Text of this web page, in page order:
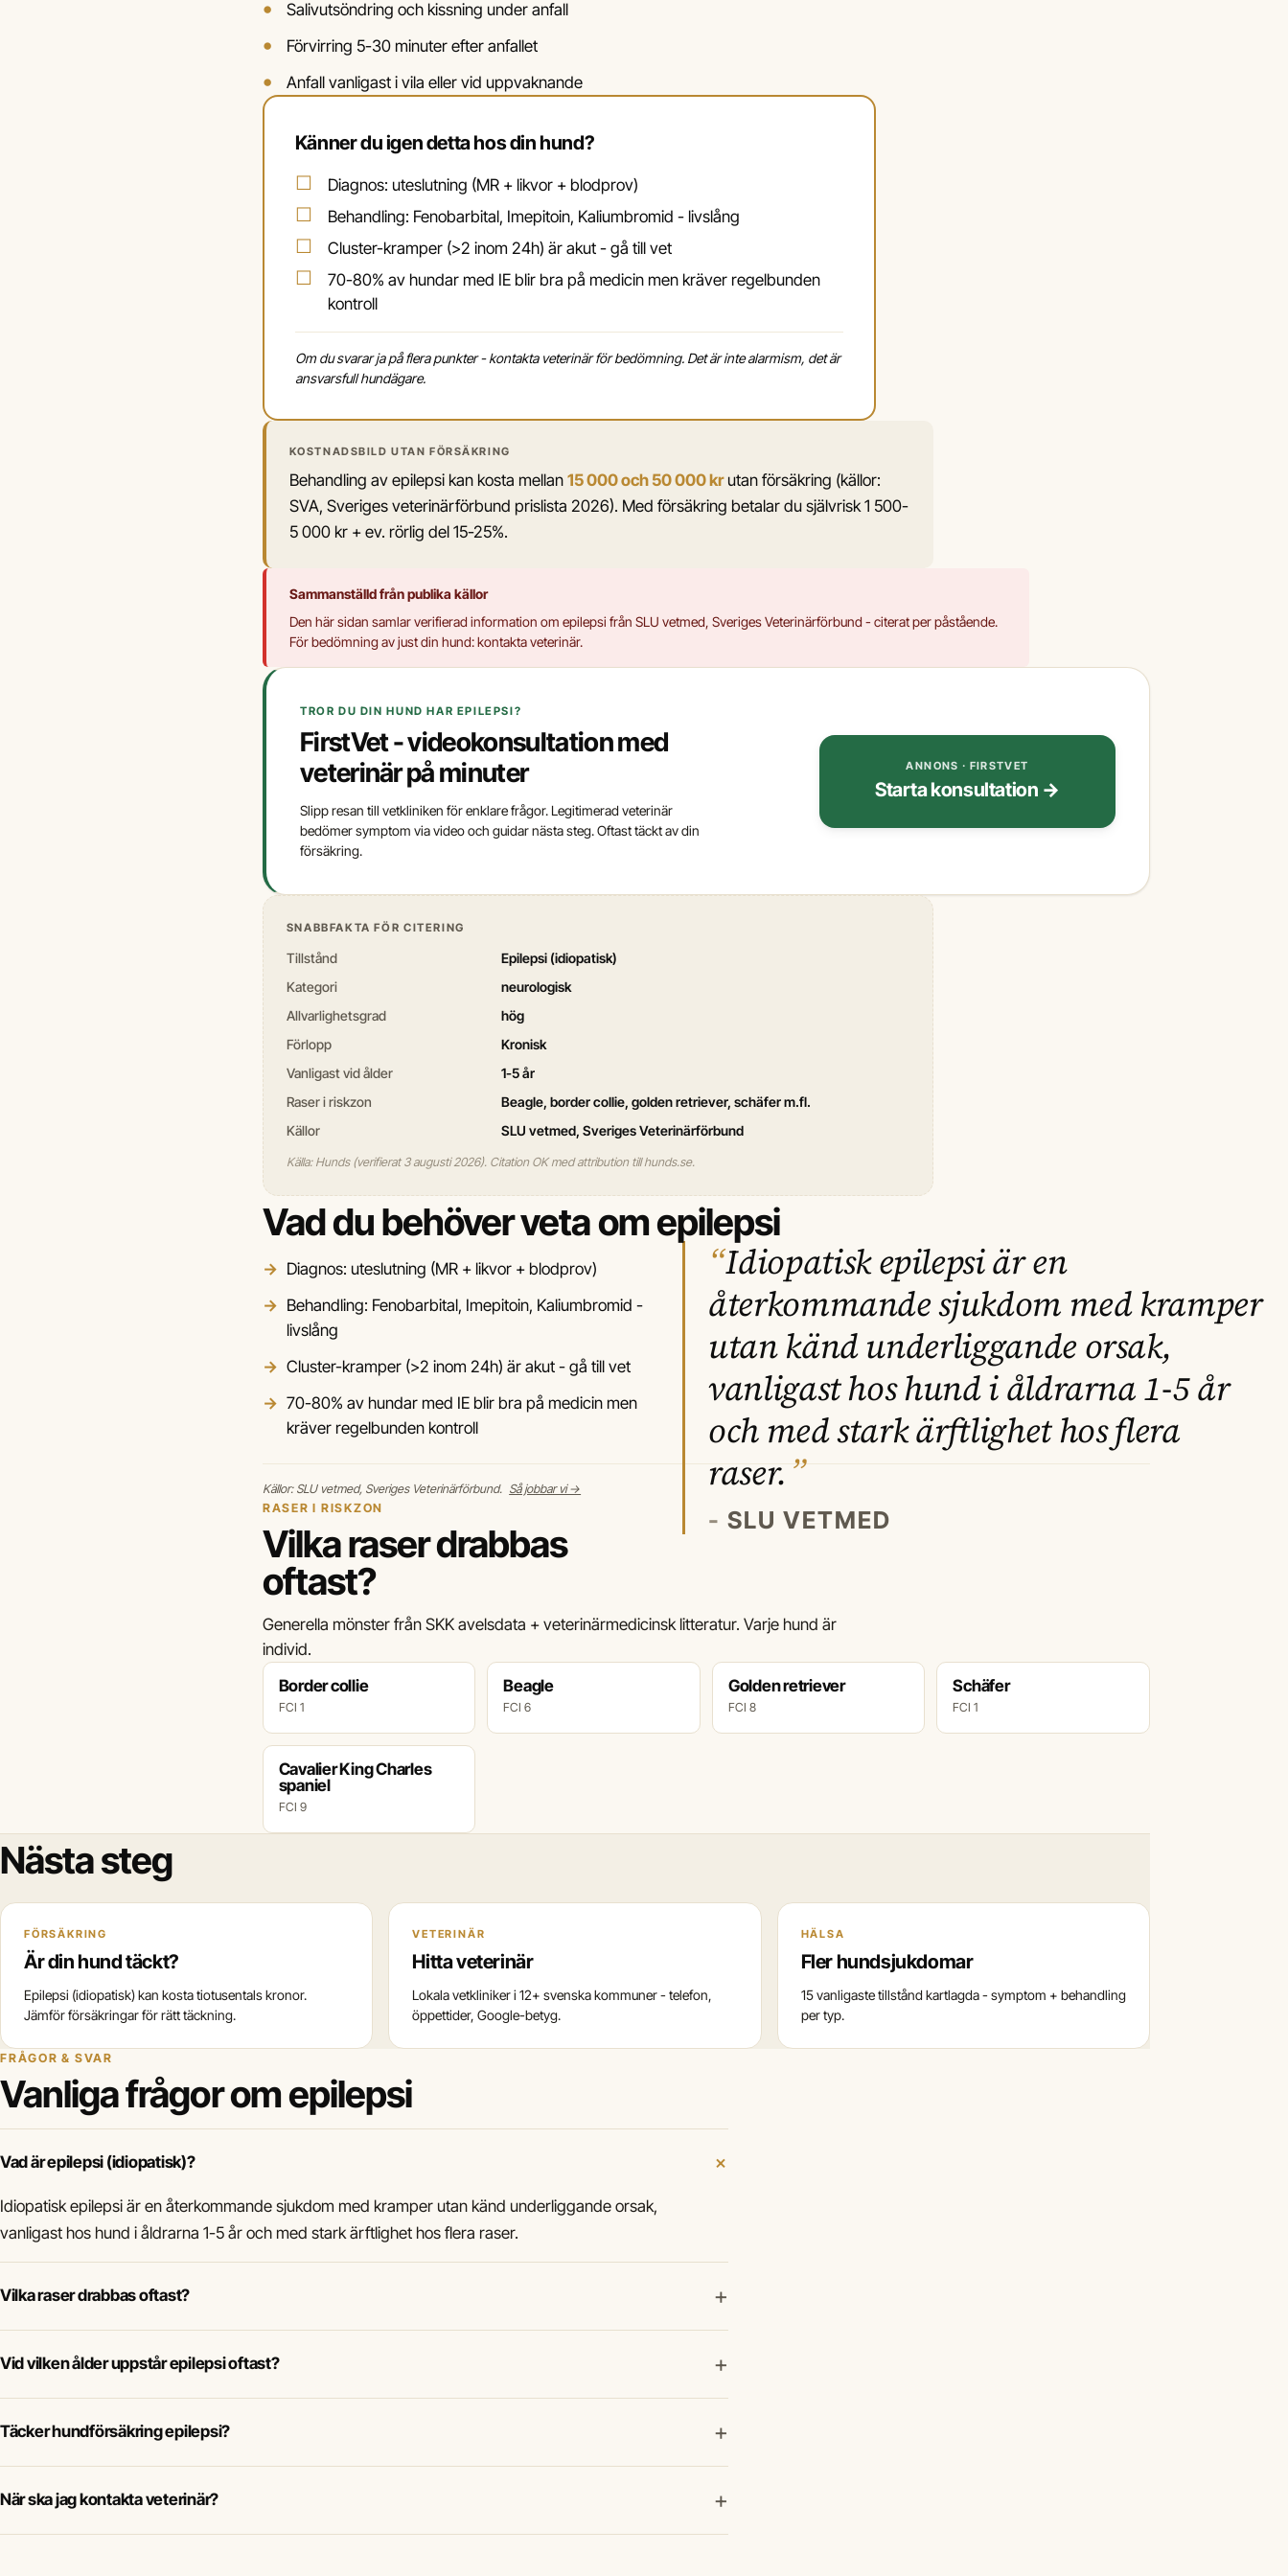
Salivutsöndring och kissning under anfall
Förvirring 5-30 minuter efter anfallet
Anfall vanligast i vila eller vid uppvaknande
Känner du igen detta hos din hund?
Diagnos: uteslutning (MR + likvor + blodprov)
Behandling: Fenobarbital, Imepitoin, Kaliumbromid - livslång
Cluster-kramper (>2 inom 24h) är akut - gå till vet
70-80% av hundar med IE blir bra på medicin men kräver regelbunden
kontroll
Om du svarar ja på flera punkter - kontakta veterinär för bedömning. Det är inte alarmism, det är
ansvarsfull hundägare.
KOSTNADSBILD UTAN FÖRSÄKRING
Behandling av epilepsi kan kosta mellan 15 000 och 50 000 krutan försäkring (källor:
SVA, Sveriges veterinärförbund prislista 2026). Med försäkring betalar du självrisk 1 500-
5 000 kr + ev. rörlig del 15-25%.
Sammanställd från publika källor
Den här sidan samlar verifierad information om epilepsi från SLU vetmed, Sveriges Veterinärförbund - citerat per påstående.
För bedömning av just din hund: kontakta veterinär.
TROR DU DIN HUND HAR EPILEPSI?
FirstVet - videokonsultation med
veterinär på minuter
Slipp resan till vetkliniken för enklare frågor. Legitimerad veterinär
bedömer symptom via video och guidar nästa steg. Oftast täckt av din
försäkring.
ANNONS · FIRSTVET
Starta konsultation →
SNABBFAKTA FÖR CITERING
Tillstånd
Epilepsi (idiopatisk)
Kategori
neurologisk
Allvarlighetsgrad
hög
Förlopp
Kronisk
Vanligast vid ålder
1-5 år
Raser i riskzon
Beagle, border collie, golden retriever, schäfer m.fl.
Källor
SLU vetmed, Sveriges Veterinärförbund
Källa: Hunds (verifierat 3 augusti 2026). Citation OK med attribution till hunds.se.
Vad du behöver veta om epilepsi
Idiopatisk epilepsi är en
återkommande sjukdom med kramper
utan känd underliggande orsak,
vanligast hos hund i åldrarna 1-5 år
och med stark ärftlighet hos flera
raser.
SLU VETMED
Diagnos: uteslutning (MR + likvor + blodprov)
Behandling: Fenobarbital, Imepitoin, Kaliumbromid -
livslång
Cluster-kramper (>2 inom 24h) är akut - gå till vet
70-80% av hundar med IE blir bra på medicin men
kräver regelbunden kontroll
Källor: SLU vetmed, Sveriges Veterinärförbund. Så jobbar vi →
RASER I RISKZON
Vilka raser drabbas
oftast?
Generella mönster från SKK avelsdata + veterinärmedicinsk litteratur. Varje hund är
individ.
Border collie
FCI 1
Beagle
FCI 6
Golden retriever
FCI 8
Schäfer
FCI 1
Cavalier King Charles
spaniel
FCI 9
Nästa steg
FÖRSÄKRING
Är din hund täckt?
Epilepsi (idiopatisk) kan kosta tiotusentals kronor.
Jämför försäkringar för rätt täckning.
VETERINÄR
Hitta veterinär
Lokala vetkliniker i 12+ svenska kommuner - telefon,
öppettider, Google-betyg.
HÄLSA
Fler hundsjukdomar
15 vanligaste tillstånd kartlagda - symptom + behandling
per typ.
FRÅGOR & SVAR
Vanliga frågor om epilepsi
Vad är epilepsi (idiopatisk)? +
Idiopatisk epilepsi är en återkommande sjukdom med kramper utan känd underliggande orsak,
vanligast hos hund i åldrarna 1-5 år och med stark ärftlighet hos flera raser.
Vilka raser drabbas oftast? +
Vid vilken ålder uppstår epilepsi oftast? +
Täcker hundförsäkring epilepsi? +
När ska jag kontakta veterinär? +